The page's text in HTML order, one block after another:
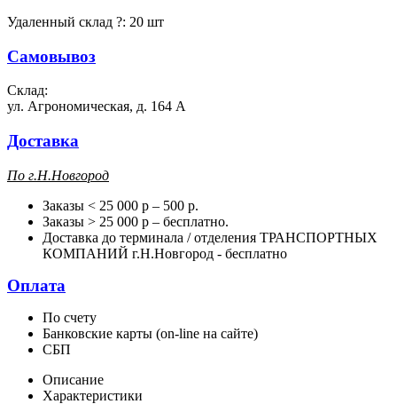
Удаленный склад ?: 20 шт
Самовывоз
Склад:
ул. Агрономическая, д. 164 А
Доставка
По г.Н.Новгород
Заказы < 25 000 р – 500 р.
Заказы > 25 000 р – бесплатно.
Доставка до терминала / отделения ТРАНСПОРТНЫХ
КОМПАНИЙ г.Н.Новгород - бесплатно
Оплата
По счету
Банковские карты (on-line на сайте)
СБП
Описание
Характеристики